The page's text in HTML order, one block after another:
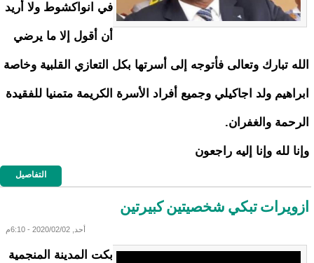
في انواكشوط ولا أريد
أن أقول إلا ما يرضي
الله تبارك وتعالى فأتوجه إلى أسرتها بكل التعازي القلبية وخاصة
ابراهيم ولد اجاكيلي وجميع أفراد الأسرة الكريمة متمنيا للفقيدة
الرحمة والغفران.
وإنا لله وإنا إليه راجعون
التفاصيل
ازويرات تبكي شخصيتين كبيرتين
أحد, 2020/02/02 - 6:10م
بكت المدينة المنجمية